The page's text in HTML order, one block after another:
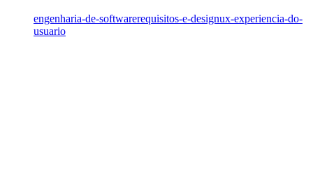
engenharia-de-softwarerequisitos-e-designux-experiencia-do-
usuario